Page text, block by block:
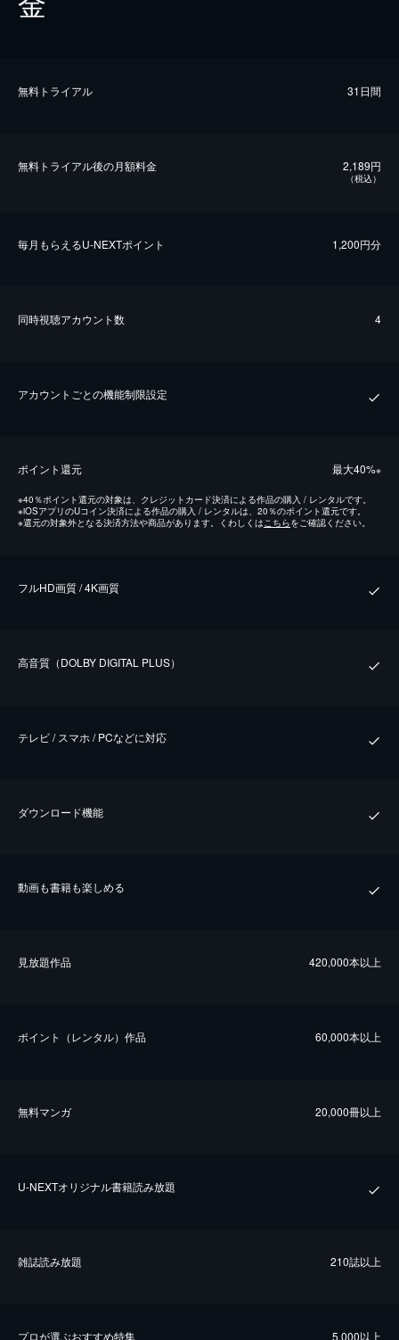
無料トライアル 31日間
無料トライアル後の⽉額料金 2,189円
（税込）
毎⽉もらえるU-NEXTポイント 1,200円分
同時視聴アカウント数 4
アカウントごとの機能制限設定
ポイント還元 最⼤40%※
※40％ポイント還元の対象は、クレジットカード決済による作品の購入 / レンタルです。
※iOSアプリのUコイン決済による作品の購入 / レンタルは、20％のポイント還元です。
※還元の対象外となる決済方法や商品があります。くわしくはこちらをご確認ください。
フルHD画質 / 4K画質
⾼⾳質（DOLBY DIGITAL PLUS）
テレビ / スマホ / PCなどに対応
ダウンロード機能
動画も書籍も楽しめる
⾒放題作品 420,000本以上
ポイント（レンタル）作品 60,000本以上
無料マンガ 20,000冊以上
U-NEXTオリジナル書籍読み放題
雑誌読み放題 210誌以上
プロが選ぶおすすめ特集 5,000以上